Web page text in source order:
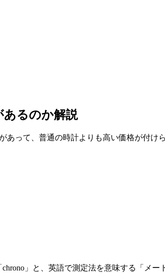
あるのか解説
って、普通の時計よりも高い価格が付け
」と、英語で測定法を意味する「メ